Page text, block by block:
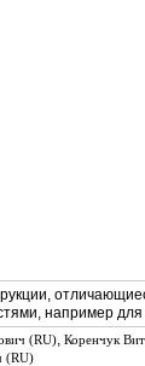
например
(RU), Коренчук
(RU)